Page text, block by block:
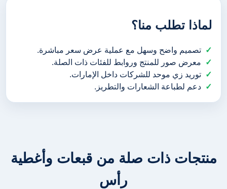
لماذا تطلب منا؟
تصميم واضح وسهل مع عملية عرض سعر مباشرة.
معرض صور للمنتج وروابط للفئات ذات الصلة.
توريد زي موحد للشركات داخل الإمارات.
دعم لطباعة الشعارات والتطريز.
منتجات ذات صلة من قبعات وأغطية
رأس